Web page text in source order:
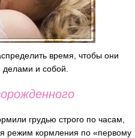
время, чтобы они
делами и собой.
грудью строго по часам,
режим кормления по «первому